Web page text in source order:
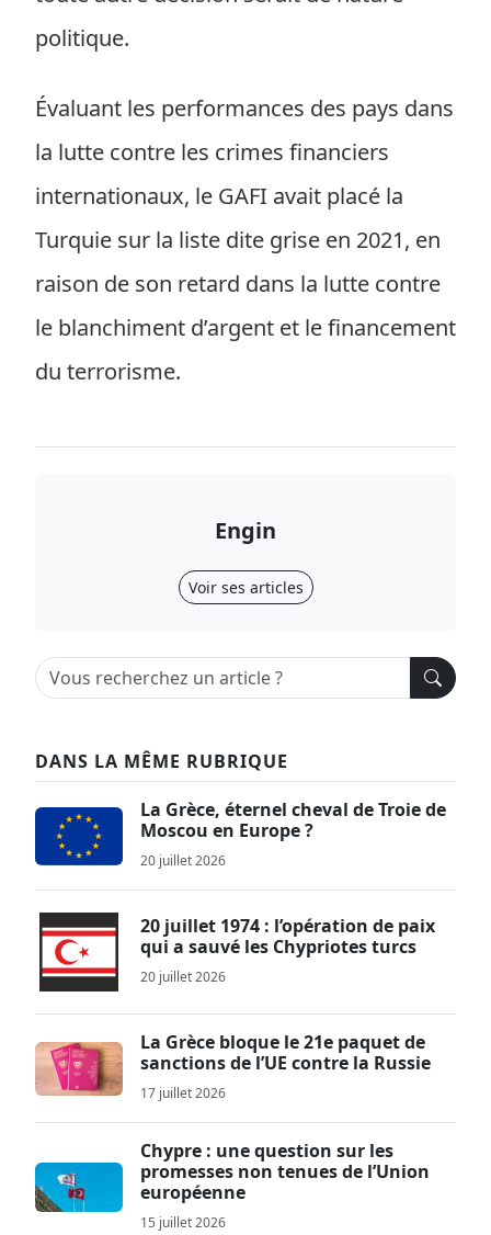
politique.
Évaluant les performances des pays dans
la lutte contre les crimes financiers
internationaux, le GAFI avait placé la
Turquie sur la liste dite grise en 2021, en
raison de son retard dans la lutte contre
le blanchiment d’argent et le financement
du terrorisme.
Engin
Voir ses articles
DANS LA MÊME RUBRIQUE
La Grèce, éternel cheval de Troie de
Moscou en Europe ?
20 juillet 2026
20 juillet 1974 : l’opération de paix
qui a sauvé les Chypriotes turcs
20 juillet 2026
La Grèce bloque le 21e paquet de
sanctions de l’UE contre la Russie
17 juillet 2026
Chypre : une question sur les
promesses non tenues de l’Union
européenne
15 juillet 2026